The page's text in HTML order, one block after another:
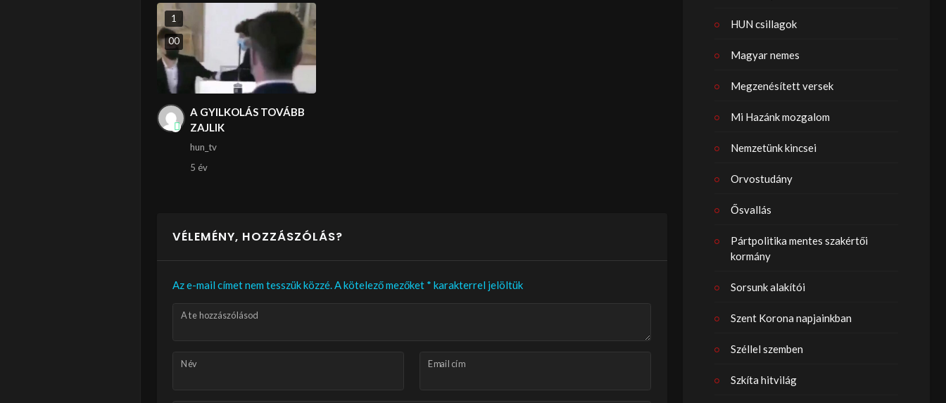
1
00
A GYILKOLÁS TOVÁBB
ZAJLIK
hun_tv
5 év
VÉLEMÉNY, HOZZÁSZÓLÁS?
Az e-mail címet nem tesszük közzé.A kötelező mezőket * karakterrel jelöltük
A te hozzászólásod
Név Email cím
HUN csillagok
Magyar nemes
Megzenésített versek
Mi Hazánk mozgalom
Nemzetünk kincsei
Orvostudány
Ősvallás
Pártpolitika mentes szakértői
kormány
Sorsunk alakítói
Szent Korona napjainkban
Széllel szemben
Szkíta hitvilág